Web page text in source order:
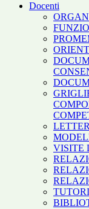
Docenti
VISITE